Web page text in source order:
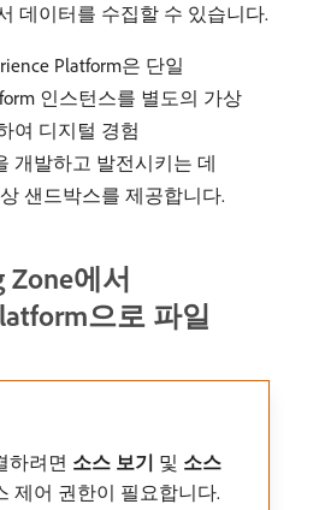
데이터를 수집할 수 있습니다.
Platform은 단일
인스턴스를 별도의 가상
여 디지털 경험
개발하고 발전시키는 데
샌드박스를 제공합니다.
Zone에서
으로 파일
하려면 소스 보기 및 소스
제어 권한이 필요합니다.